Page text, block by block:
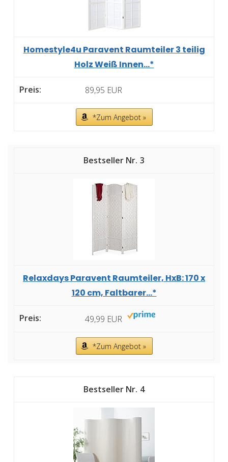
Homestyle4u Paravent Raumteiler 3 teilig
Holz Weiß Innen...*
89,95 EUR
*Zum Angebot »
3
Relaxdays Paravent Raumteiler, HxB: 170 x
120 cm, Faltbarer...*
49,99 EUR
*Zum Angebot »
4